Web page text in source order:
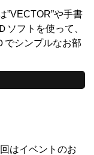
”VECTOR”や手書
ソフトを使って、
シンプルなお部
はイベントのお